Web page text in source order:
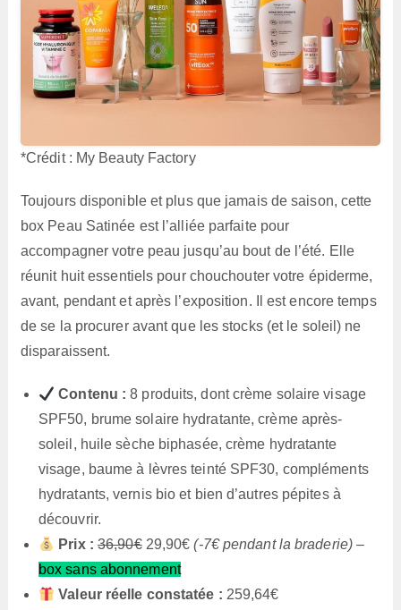
*Crédit : My Beauty Factory
Toujours disponible et plus que jamais de saison, cette
box Peau Satinée est l’alliée parfaite pour
accompagner votre peau jusqu’au bout de l’été. Elle
réunit huit essentiels pour chouchouter votre épiderme,
avant, pendant et après l’exposition. Il est encore temps
de se la procurer avant que les stocks (et le soleil) ne
disparaissent.
Contenu : 8 produits, dont crème solaire visage
SPF50, brume solaire hydratante, crème après-
soleil, huile sèche biphasée, crème hydratante
visage, baume à lèvres teinté SPF30, compléments
hydratants, vernis bio et bien d’autres pépites à
découvrir.
Prix : 36,90€29,90€(-7€ pendant la braderie)–
box sans abonnement
Valeur réelle constatée : 259,64€